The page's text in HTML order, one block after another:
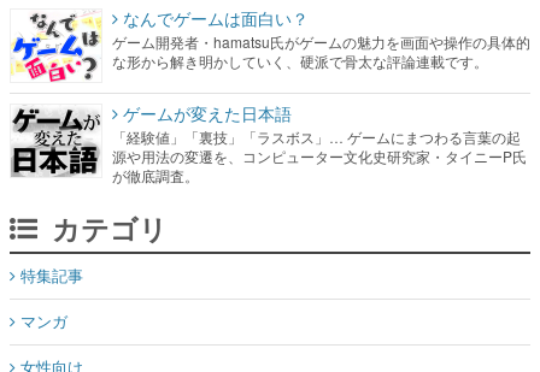
なんでゲームは面白い？
ゲーム開発者・hamatsu氏がゲームの魅力を画面や操作の具体的
な形から解き明かしていく、硬派で骨太な評論連載です。
ゲームが変えた日本語
「経験値」「裏技」「ラスボス」… ゲームにまつわる言葉の起
源や用法の変遷を、コンピューター文化史研究家・タイニーP氏
が徹底調査。
カテゴリ
特集記事
マンガ
女性向け